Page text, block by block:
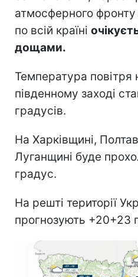
атмосферного
по всій країні
дощами.
Температура повітря
південному заході
градусів.
На Харківщині,
Луганщині буде
градус.
На решті території
прогнозують +20+23